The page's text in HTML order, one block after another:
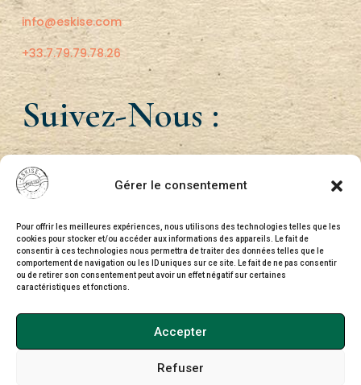
Gérer le consentement
Pour offrir les meilleures expériences, nous utilisons des technologies telles que les
cookies pour stocker et/ou accéder aux informations des appareils. Le fait de
consentir à ces technologies nous permettra de traiter des données telles que le
comportement de navigation ou les ID uniques sur ce site. Le fait de ne pas consentir
ou de retirer son consentement peut avoir un effet négatif sur certaines
caractéristiques et fonctions.
Accepter
Refuser
info@eskise.com
+33.7.79.79.78.26
Suivez-Nous :